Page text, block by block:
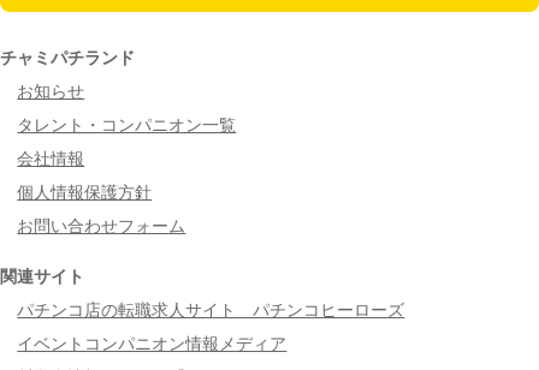
チャミパチランド
お知らせ
タレント・コンパニオン一覧
会社情報
個人情報保護方針
お問い合わせフォーム
関連サイト
パチンコ店の転職求人サイト パチンコヒーローズ
イベントコンパニオン情報メディア